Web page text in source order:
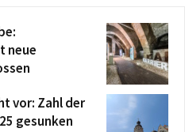
neue
vor: Zahl der
gesunken